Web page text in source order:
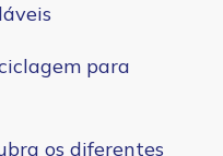
para
os diferentes